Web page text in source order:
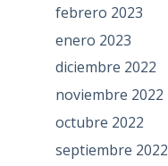
febrero 2023
enero 2023
diciembre 2022
noviembre 2022
octubre 2022
septiembre 2022